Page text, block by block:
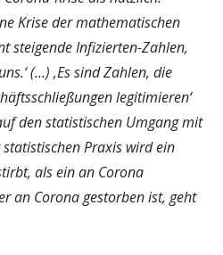
Krise der mathematischen
steigende Infizierten-Zahlen,
(…) ‚Es sind Zahlen, die
legitimieren‘
den statistischen Umgang mit
Praxis wird ein
als ein an Corona
an Corona gestorben ist, geht